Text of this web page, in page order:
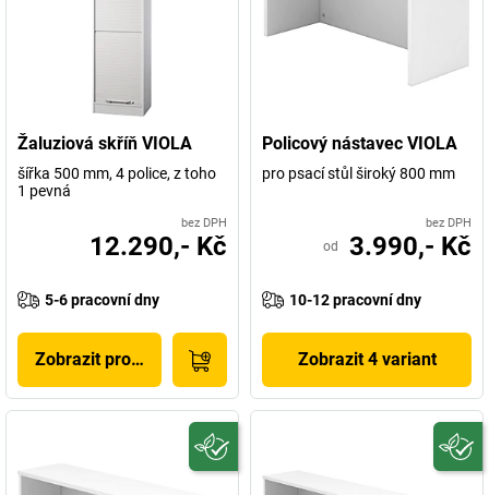
Žaluziová skříň VIOLA
šířka 500 mm, 4 police, z toho
1 pevná
bez DPH
12.290,- Kč
5-6 pracovní dny
Zobrazit produkt
Policový nástavec VIOLA
pro psací stůl široký 800 mm
bez DPH
od 3.990,- Kč
10-12 pracovní dny
Zobrazit 4 variant